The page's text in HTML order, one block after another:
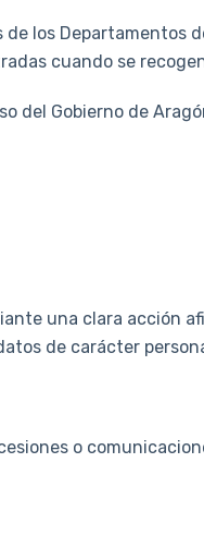
los Departamentos
cuando se
del Gobierno de
una clara acción
de carácter
o